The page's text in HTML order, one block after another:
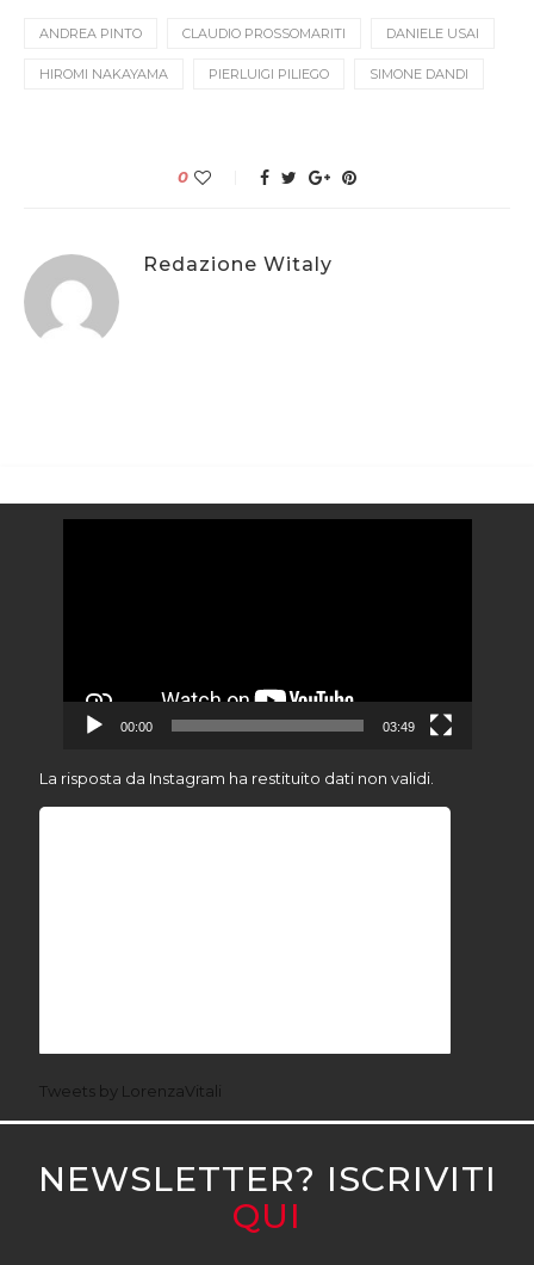
ANDREA PINTO CLAUDIO PROSSOMARITI DANIELE USAI
HIROMI NAKAYAMA PIERLUIGI PILIEGO SIMONE DANDI
0
Redazione Witaly
00:00 03:49
La risposta da Instagram ha restituito dati non validi.
Tweets by LorenzaVitali
NEWSLETTER? ISCRIVITI
QUI